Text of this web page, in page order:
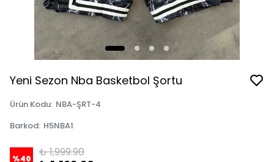
Yeni Sezon Nba Basketbol Şortu
Ürün Kodu: NBA-ŞRT-4
Barkod: H5NBA1
%40 ₺ 1,999.90